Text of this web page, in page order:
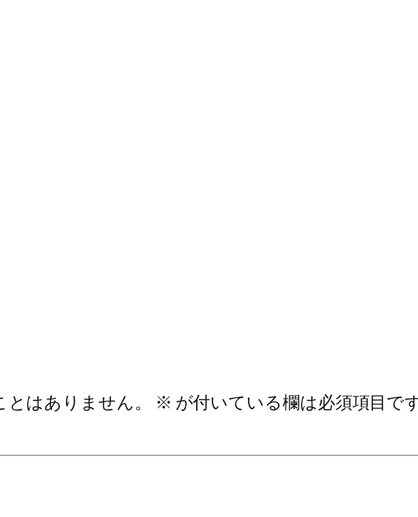
はありません。
※ が付いている欄は必須項目で